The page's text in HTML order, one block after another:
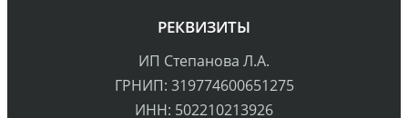
РЕКВИЗИТЫ
ИП Степанова Л.А.
ГРНИП: 319774600651275
ИНН: 502210213926